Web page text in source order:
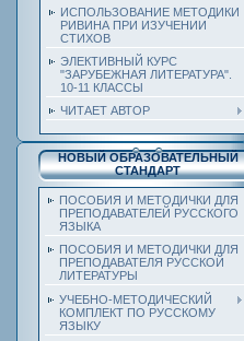
ИСПОЛЬЗОВАНИЕ МЕТОДИКИ
РИВИНА ПРИ ИЗУЧЕНИИ
СТИХОВ
ЭЛЕКТИВНЫЙ КУРС
"ЗАРУБЕЖНАЯ ЛИТЕРАТУРА".
10-11 КЛАССЫ
ЧИТАЕТ АВТОР
НОВЫЙ ОБРАЗОВАТЕЛЬНЫЙ
СТАНДАРТ
ПОСОБИЯ И МЕТОДИЧКИ ДЛЯ
ПРЕПОДАВАТЕЛЕЙ РУССКОГО
ЯЗЫКА
ПОСОБИЯ И МЕТОДИЧКИ ДЛЯ
ПРЕПОДАВАТЕЛЯ РУССКОЙ
ЛИТЕРАТУРЫ
УЧЕБНО-МЕТОДИЧЕСКИЙ
КОМПЛЕКТ ПО РУССКОМУ
ЯЗЫКУ